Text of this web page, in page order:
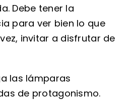
Debe tener la
para ver bien lo que
invitar a disfrutar de
las lámparas
de protagonismo.